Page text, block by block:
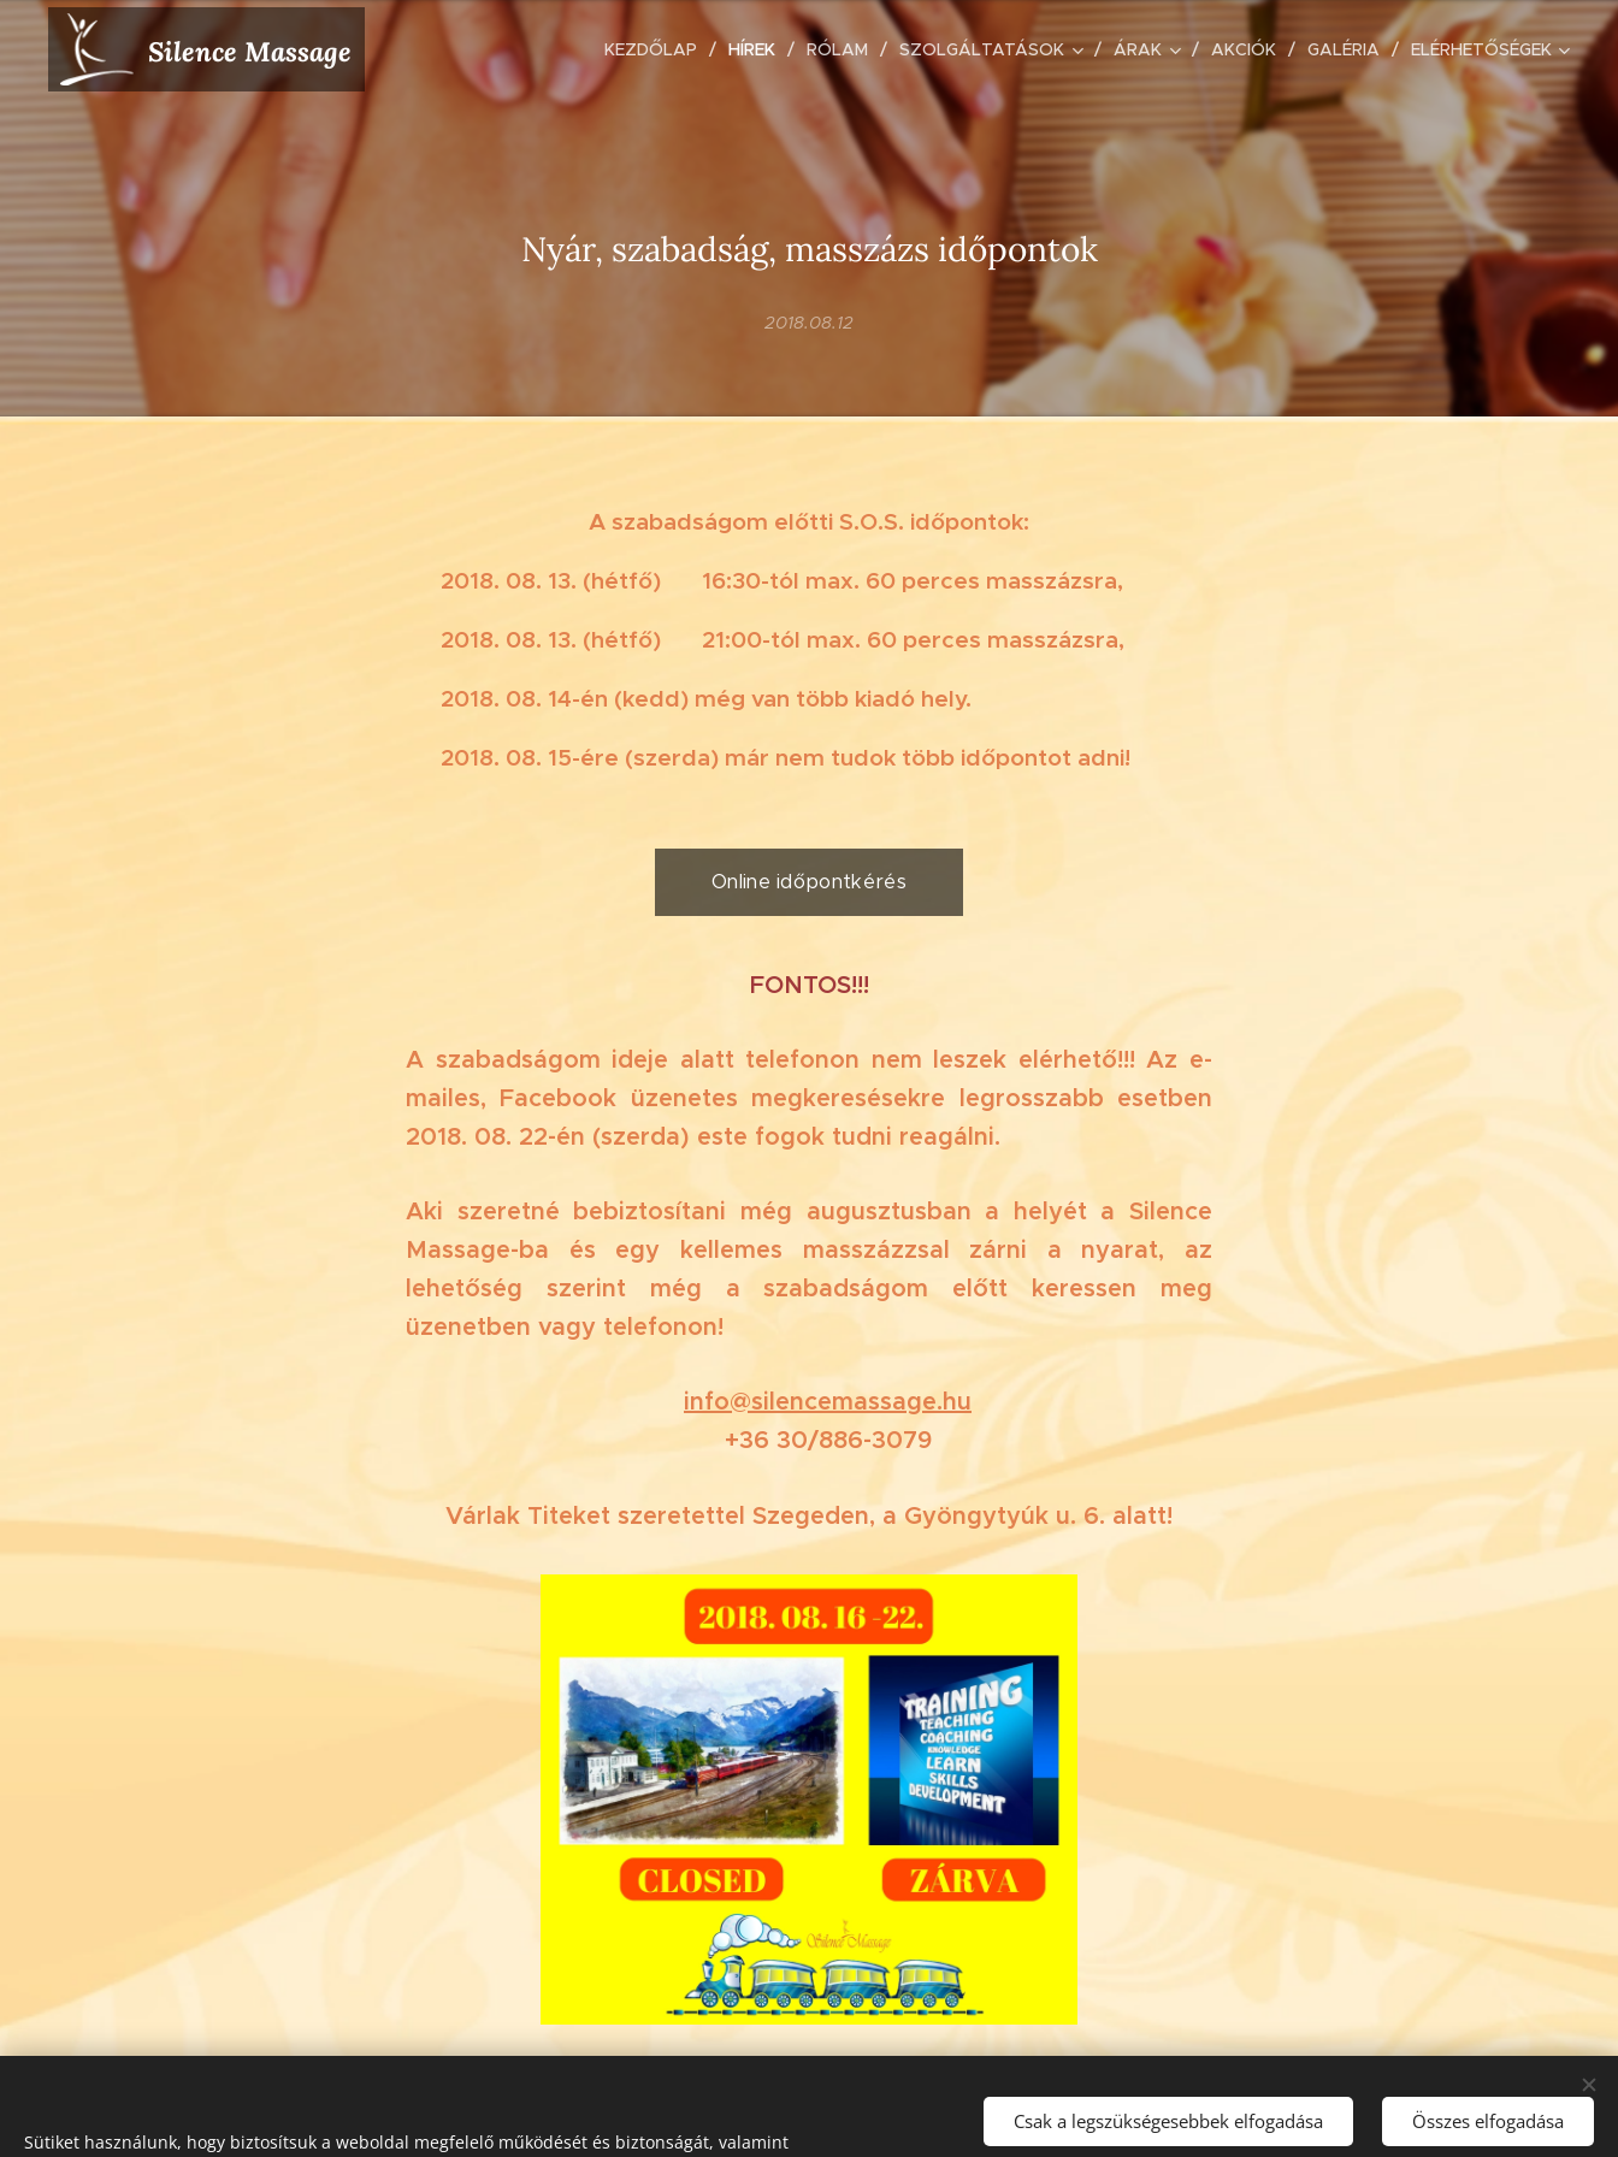
Silence Massage KEZDŐLAP HÍREK RÓLAM SZOLGÁLTATÁSOK ÁRAK AKCIÓK GALÉRIA ELÉRHETŐSÉGEK
Nyár, szabadság, masszázs időpontok
2018.08.12
A szabadságom előtti S.O.S. időpontok:
📆 2018. 08. 13. (hétfő) ⏰ 16:30-tól max. 60 perces masszázsra,
📆 2018. 08. 13. (hétfő) ⏰ 21:00-tól max. 60 perces masszázsra,
📆 2018. 08. 14-én (kedd) még van több kiadó hely.
📆 2018. 08. 15-ére (szerda) már nem tudok több időpontot adni!
Online időpontkérés
FONTOS!!!
A szabadságom ideje alatt telefonon nem leszek elérhető!!! Az e-
mailes, Facebook üzenetes megkeresésekre legrosszabb esetben
2018. 08. 22-én (szerda) este fogok tudni reagálni.
Aki szeretné bebiztosítani még augusztusban a helyét a Silence
Massage-ba és egy kellemes masszázzsal zárni a nyarat, az
lehetőség szerint még a szabadságom előtt keressen meg
üzenetben vagy telefonon!
info@silencemassage.hu
📲 +36 30/886-3079
Várlak Titeket szeretettel Szegeden, a Gyöngytyúk u. 6. alatt!
Sütiket használunk, hogy biztosítsuk a weboldal megfelelő működését és biztonságát, valamint
Csak a legszükségesebbek elfogadása Összes elfogadása